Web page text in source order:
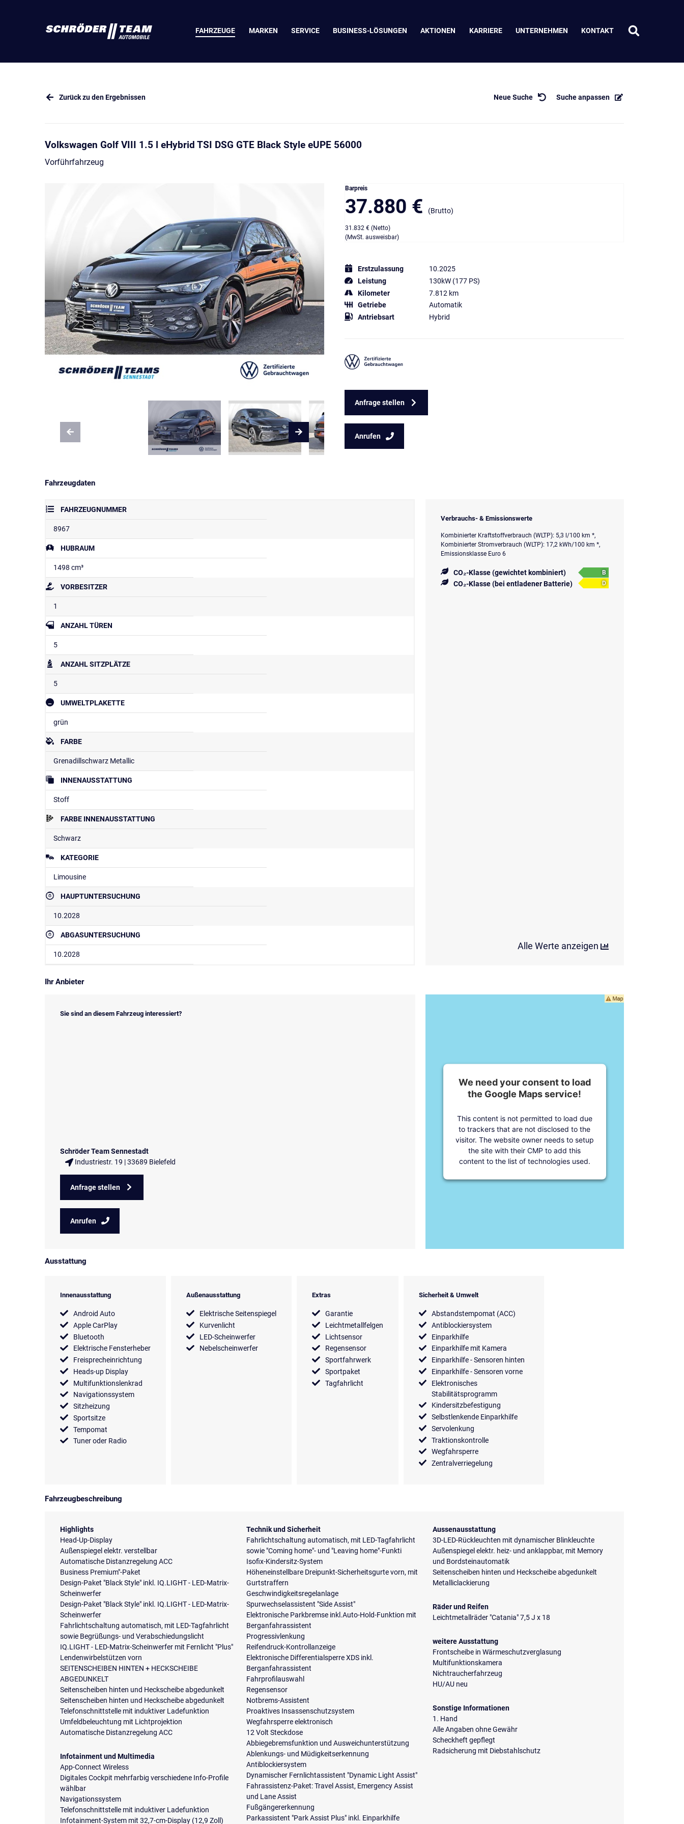
FAHRZEUGE MARKEN SERVICE BUSINESS-LÖSUNGEN AKTIONEN KARRIERE UNTERNEHMEN KONTAKT
Zurück zu den Ergebnissen Neue Suche Suche anpassen
Volkswagen Golf VIII 1.5 l eHybrid TSI DSG GTE Black Style eUPE 56000 
Vorführfahrzeug
Barpreis
37.880 € (Brutto)
31.832 € (Netto)
(MwSt. ausweisbar)
Erstzulassung
10.2025
Leistung
130kW (177 PS)
Kilometer
7.812 km
Getriebe
Automatik
Antriebsart
Hybrid
Anfrage stellen
Anrufen
Fahrzeugdaten
FAHRZEUGNUMMER
8967
HUBRAUM
1498 cm³
VORBESITZER
1
ANZAHL TÜREN
5
ANZAHL SITZPLÄTZE
5
UMWELTPLAKETTE
grün
FARBE
Grenadillschwarz Metallic
INNENAUSSTATTUNG
Stoff
FARBE INNENAUSSTATTUNG
Schwarz
KATEGORIE
Limousine
HAUPTUNTERSUCHUNG
10.2028
ABGASUNTERSUCHUNG
10.2028
Verbrauchs- & Emissionswerte
Kombinierter Kraftstoffverbrauch (WLTP): 5,3 l/100 km *,
Kombinierter Stromverbrauch (WLTP): 17,2 kWh/100 km *,
Emissionsklasse Euro 6
CO₂-Klasse (gewichtet kombiniert) B
CO₂-Klasse (bei entladener Batterie) D
Alle Werte anzeigen
Ihr Anbieter
Sie sind an diesem Fahrzeug interessiert?
Schröder Team Sennestadt
Industriestr. 19 | 33689 Bielefeld
Anfrage stellen
Anrufen
We need your consent to load
the Google Maps service!
This content is not permitted to load due
to trackers that are not disclosed to the
visitor. The website owner needs to setup
the site with their CMP to add this
content to the list of technologies used.
Ausstattung
Innenausstattung
Android Auto
Apple CarPlay
Bluetooth
Elektrische Fensterheber
Freisprecheinrichtung
Heads-up Display
Multifunktionslenkrad
Navigationssystem
Sitzheizung
Sportsitze
Tempomat
Tuner oder Radio
Außenausstattung
Elektrische Seitenspiegel
Kurvenlicht
LED-Scheinwerfer
Nebelscheinwerfer
Extras
Garantie
Leichtmetallfelgen
Lichtsensor
Regensensor
Sportfahrwerk
Sportpaket
Tagfahrlicht
Sicherheit & Umwelt
Abstandstempomat (ACC)
Antiblockiersystem
Einparkhilfe
Einparkhilfe mit Kamera
Einparkhilfe - Sensoren hinten
Einparkhilfe - Sensoren vorne
Elektronisches
Stabilitätsprogramm
Kindersitzbefestigung
Selbstlenkende Einparkhilfe
Servolenkung
Traktionskontrolle
Wegfahrsperre
Zentralverriegelung
Fahrzeugbeschreibung
Highlights
Head-Up-Display
Außenspiegel elektr. verstellbar
Automatische Distanzregelung ACC
Business Premium"-Paket
Design-Paket "Black Style" inkl. IQ.LIGHT - LED-Matrix-
Scheinwerfer
Design-Paket "Black Style" inkl. IQ.LIGHT - LED-Matrix-
Scheinwerfer
Fahrlichtschaltung automatisch, mit LED-Tagfahrlicht
sowie Begrüßungs- und Verabschiedungslicht
IQ.LIGHT - LED-Matrix-Scheinwerfer mit Fernlicht "Plus"
Lendenwirbelstützen vorn
SEITENSCHEIBEN HINTEN + HECKSCHEIBE
ABGEDUNKELT
Seitenscheiben hinten und Heckscheibe abgedunkelt
Seitenscheiben hinten und Heckscheibe abgedunkelt
Telefonschnittstelle mit induktiver Ladefunktion
Umfeldbeleuchtung mit Lichtprojektion
Automatische Distanzregelung ACC
Infotainment und Multimedia
App-Connect Wireless
Digitales Cockpit mehrfarbig verschiedene Info-Profile
wählbar
Navigationssystem
Telefonschnittstelle mit induktiver Ladefunktion
Infotainment-System mit 32,7-cm-Display (12,9 Zoll)
Technik und Sicherheit
Fahrlichtschaltung automatisch, mit LED-Tagfahrlicht
sowie "Coming home"- und "Leaving home"-Funkti
Isofix-Kindersitz-System
Höheneinstellbare Dreipunkt-Sicherheitsgurte vorn, mit
Gurtstraffern
Geschwindigkeitsregelanlage
Spurwechselassistent "Side Assist"
Elektronische Parkbremse inkl.Auto-Hold-Funktion mit
Berganfahrassistent
Progressivlenkung
Reifendruck-Kontrollanzeige
Elektronische Differentialsperre XDS inkl.
Berganfahrassistent
Fahrprofilauswahl
Regensensor
Notbrems-Assistent
Proaktives Insassenschutzsystem
Wegfahrsperre elektronisch
12 Volt Steckdose
Abbiegebremsfunktion und Ausweichunterstützung
Ablenkungs- und Müdigkeitserkennung
Antiblockiersystem
Dynamischer Fernlichtassistent "Dynamic Light Assist"
Fahrassistenz-Paket: Travel Assist, Emergency Assist
und Lane Assist
Fußgängererkennung
Parkassistent "Park Assist Plus" inkl. Einparkhilfe
Aussenausstattung
3D-LED-Rückleuchten mit dynamischer Blinkleuchte
Außenspiegel elektr. heiz- und anklappbar, mit Memory
und Bordsteinautomatik
Seitenscheiben hinten und Heckscheibe abgedunkelt
Metalliclackierung
Räder und Reifen
Leichtmetallräder "Catania" 7,5 J x 18
weitere Ausstattung
Frontscheibe in Wärmeschutzverglasung
Multifunktionskamera
Nichtraucherfahrzeug
HU/AU neu
Sonstige Informationen
1. Hand
Alle Angaben ohne Gewähr
Scheckheft gepflegt
Radsicherung mit Diebstahlschutz